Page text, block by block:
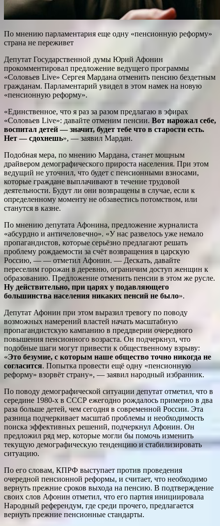
По мнению парламентария еще одну «пенсионную реформу»
страна не переживет
Депутат Государственной думы Юрий Афонин
прокомментировал предложение ведущего программы
«Соловьев Live» Сергея Мардана отменить пенсию бездетным
гражданам. Парламентарий увидел в этом намек на новую
«пенсионную реформу».
«Единственное, что я раз за разом предлагаю в эфирах
«Соловьев Live»: давайте отменим пенсии. Вот нарожал себе,
воспитал детей — значит, будет тебе что в старости есть.
Нет — сдохнешь», — заявил Мардан.
Подобная мера, по мнению Мардана, станет мощным
драйвером демографического прироста населения. При этом
ведущий не уточнил, что будет с пенсионными взносами,
которые граждане выплачивают в течение трудовой
деятельности. Будут ли они возвращены в случае, если к
определенному моменту не обзавестись потомством, или
станутся в казне.
По мнению депутата Афонина, предложение журналиста
«абсурдно и античеловечно». «У нас развелось уже немало
пропагандистов, которые серьёзно предлагают решать
проблему рождаемости за счёт возвращения в царскую
Россию, — — отметил Афонин. — Дескать, давайте
переселим горожан в деревню, ограничим доступ женщин к
образованию. Предложение отменить пенсии в этом же русле.
Ну действительно, при царях у подавляющего
большинства населения никаких пенсий не было».
Депутат Афонин при этом выразил тревогу по поводу
возможных намерений властей начать масштабную
пропагандистскую кампанию в преддверии очередного
повышения пенсионного возраста. Он подчеркнул, что
подобные шаги могут привести к общественному взрыву:
«Это безумие, с которым наше общество точно никогда не
согласится. Попытка провести ещё одну «пенсионную
реформу» взорвёт страну», — заявил народный избранник.
По поводу демографической ситуации депутат отметил, что в
середине 1980-х в СССР ежегодно рождалось примерно в два
раза больше детей, чем сегодня в современной России. Эта
разница подчеркивает масштаб проблемы и необходимость
поиска эффективных решений, подчеркнул Афонин. Он
предложил ряд мер, которые могли бы помочь изменить
текущую демографическую тенденцию и стабилизировать
ситуацию.
По его словам, КПРФ выступает против проведения
очередной пенсионной реформы, и считает, что необходимо
вернуть прежние сроков выхода на пенсию. В подтверждение
своих слов Афонин отметил, что его партия инициировала
Народный референдум, где среди прочего, предлагается
вернуть прежние пенсионные стандарты.